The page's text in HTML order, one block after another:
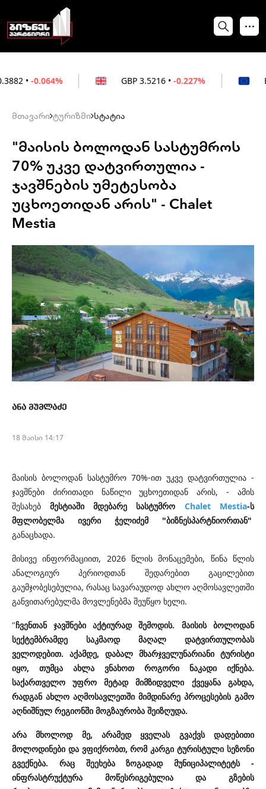
3.5216 • -0.227% 3.0212
მთავარი ტურიზმი სტატია
"მაისის ბოლოდან სასტუმროს
70% უკვე დატვირთულია -
ჯავშნების უმეტესობა
უცხოეთიდან არის" - Chalet
Mestia
ანა მუმლაძე
18 მაისი 14:17
მაისის ბოლოდან სასტუმრო 70%-ით უკვე დატვირთულია -
ჯავშნები ძირითადი ნაწილი უცხოეთიდან არის,- ამის
შესახებმესტიაში მდებარე სასტუმრო Chalet Mestia-ს
მფლობელმა ივერი ჭელიძემ "ბიზნესპარტნიორთან"
განაცხადა.
მისივე ინფორმაციით, 2026 წლის მონაცემები, წინა წლის
ანალოგიურ პერიოდთან შედარებით გაცილებით
გაუმჯობესებულია, რასაც სავარაუდოდ ახლო აღმოსავლეთში
განვითარებულმა მოვლენებმა შეუწყო ხელი.
"ჩვენთან ჯავშნები აქტიურად შემოდის. მაისის ბოლოდან
სექტემბრამდე საკმაოდ მაღალ დატვირთულობას
ველოდებით. აქამდე, დაბალ მხარჯველუნარიანი ტურისტი
იყო, თუმცა ახლა ვნახოთ როგორი ნაკადი იქნება.
საქართველო უფრო მეტად მიმზიდველი ქვეყანა გახდა,
რადგან ახლო აღმოსავლეთში მიმდინარე პროცესების გამო
აღნიშნულ რეგიონში მოგზაურობა შეიზღუდა.
არა მხოლოდ მე, არამედ ყველას გვაქვს დადებითი
მოლოდინები და ვფიქრობთ, რომ კარგი ტურისტული სეზონი
გვექნება. რაც შეეხება ზოგადად მუნიციპალიტეტს -
ინფრასტრუქტურა მოწესრიგებულია და გზების